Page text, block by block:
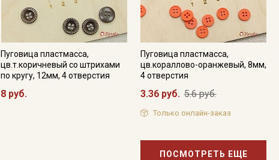
Пуговица пластмасса,
цв.т.коричневый со штрихами
по кругу, 12мм, 4 отверстия
8 руб.
Пуговица пластмасса,
цв.кораллово-оранжевый, 8мм,
4 отверстия
3.36 руб. 5.6 руб.
Только онлайн-заказ
ПОСМОТРЕТЬ ЕЩЕ